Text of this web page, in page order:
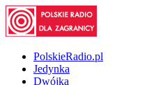
PolskieRadio.pl
Jedynka
Dwójka